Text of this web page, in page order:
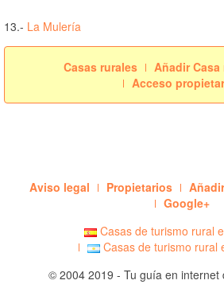
13.- La Mulería
Casas rurales
Añadir Casa
Acceso
Aviso legal Propietarios
Google+
Casas de turismo rural
Casas de turismo rural
© 2004 2019 - Tu guía en internet